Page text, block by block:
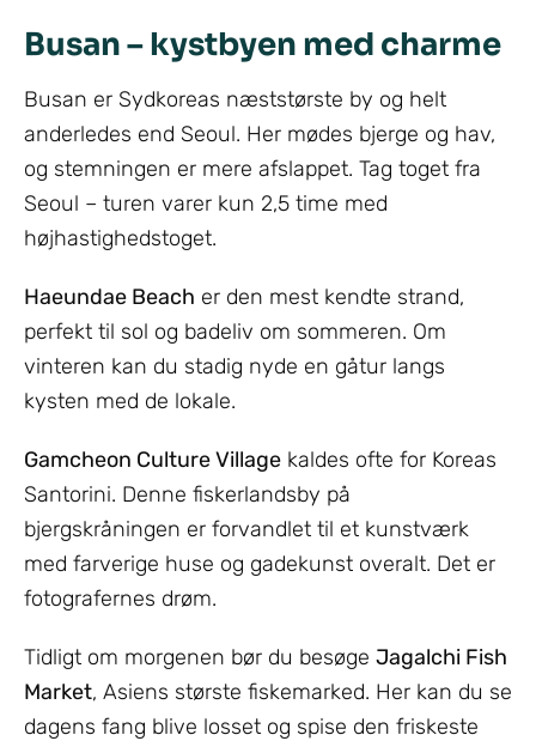
Busan – kystbyen med charme
Busan er Sydkoreas næststørste by og helt
anderledes end Seoul. Her mødes bjerge og hav,
og stemningen er mere afslappet. Tag toget fra
Seoul – turen varer kun 2,5 time med
højhastighedstoget.
Haeundae Beach er den mest kendte strand,
perfekt til sol og badeliv om sommeren. Om
vinteren kan du stadig nyde en gåtur langs
kysten med de lokale.
Gamcheon Culture Village kaldes ofte for Koreas
Santorini. Denne fiskerlandsby på
bjergskråningen er forvandlet til et kunstværk
med farverige huse og gadekunst overalt. Det er
fotografernes drøm.
Tidligt om morgenen bør du besøge Jagalchi Fish
Market, Asiens største fiskemarked. Her kan du se
dagens fang blive losset og spise den friskeste